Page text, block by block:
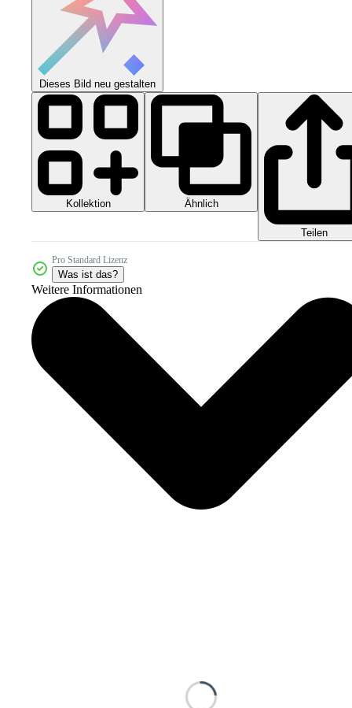
Dieses Bild neu gestalten
Kollektion Ähnlich
Teilen
Pro Standard Lizenz
Was ist das?
Weitere Informationen